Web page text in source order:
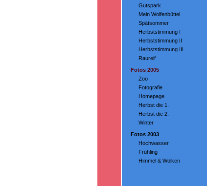
Gutspark
Mein Wolfenbüttel
Spätsommer
Herbststimmung I
Herbststimmung II
Herbststimmung III
Raureif
Fotos 2005
Zoo
Fotografie
Homepage
Herbst die 1.
Herbst die 2.
Winter
Fotos 2003
Hochwasser
Frühling
Himmel & Wolken